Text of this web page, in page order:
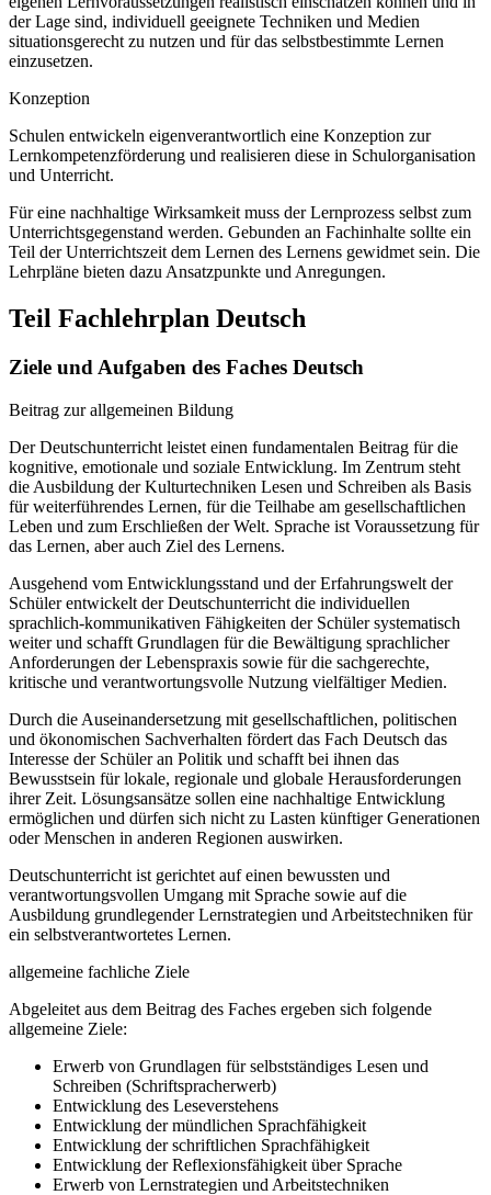
der Lage sind, individuell geeignete Techniken und Medien
situationsgerecht zu nutzen und für das selbstbestimmte Lernen
einzusetzen.
Konzeption
Schulen entwickeln eigenverantwortlich eine Konzeption zur
Lernkompetenzförderung und realisieren diese in Schulorganisation
und Unterricht.
Für eine nachhaltige Wirksamkeit muss der Lernprozess selbst zum
Unterrichtsgegenstand werden. Gebunden an Fachinhalte sollte ein
Teil der Unterrichtszeit dem Lernen des Lernens gewidmet sein. Die
Lehrpläne bieten dazu Ansatzpunkte und Anregungen.
Teil Fachlehrplan Deutsch
Ziele und Aufgaben des Faches Deutsch
Beitrag zur allgemeinen Bildung
Der Deutschunterricht leistet einen fundamentalen Beitrag für die
kognitive, emotionale und soziale Entwicklung. Im Zentrum steht
die Ausbildung der Kulturtechniken Lesen und Schreiben als Basis
für weiterführendes Lernen, für die Teilhabe am gesellschaftlichen
Leben und zum Erschließen der Welt. Sprache ist Voraussetzung für
das Lernen, aber auch Ziel des Lernens.
Ausgehend vom Entwicklungsstand und der Erfahrungswelt der
Schüler entwickelt der Deutschunterricht die individuellen
sprachlich-kommunikativen Fähigkeiten der Schüler systematisch
weiter und schafft Grundlagen für die Bewältigung sprachlicher
Anforderungen der Lebenspraxis sowie für die sachgerechte,
kritische und verantwortungsvolle Nutzung vielfältiger Medien.
Durch die Auseinandersetzung mit gesellschaftlichen, politischen
und ökonomischen Sachverhalten fördert das Fach Deutsch das
Interesse der Schüler an Politik und schafft bei ihnen das
Bewusstsein für lokale, regionale und globale Herausforderungen
ihrer Zeit. Lösungsansätze sollen eine nachhaltige Entwicklung
ermöglichen und dürfen sich nicht zu Lasten künftiger Generationen
oder Menschen in anderen Regionen auswirken.
Deutschunterricht ist gerichtet auf einen bewussten und
verantwortungsvollen Umgang mit Sprache sowie auf die
Ausbildung grundlegender Lernstrategien und Arbeitstechniken für
ein selbstverantwortetes Lernen.
allgemeine fachliche Ziele
Abgeleitet aus dem Beitrag des Faches ergeben sich folgende
allgemeine Ziele:
Erwerb von Grundlagen für selbstständiges Lesen und
Schreiben (Schriftspracherwerb)
Entwicklung des Leseverstehens
Entwicklung der mündlichen Sprachfähigkeit
Entwicklung der schriftlichen Sprachfähigkeit
Entwicklung der Reflexionsfähigkeit über Sprache
Erwerb von Lernstrategien und Arbeitstechniken